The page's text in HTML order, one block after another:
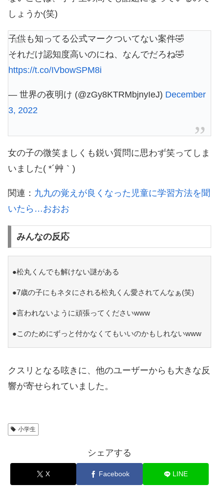
しょうか(笑)
子供も知ってる公式マークついてない案件🤣
それだけ認知度高いのにね、なんでだろね🤣
https://t.co/IVbowSPM8i
— 世界の夜明け (@zGy8KTRMbjnyIeJ) December
3, 2022
女の子の微笑ましくも鋭い質問に思わず笑ってしま
いました( *´艸｀)
関連： 九九の覚えが良くなった児童に学習方法を聞
いたら…おおお
みんなの反応
●松丸くんでも解けない謎がある
●7歳の子にもネタにされる松丸くん愛されてんなぁ(笑)
●言われないように頑張ってくださいwww
●このためにずっと付かなくてもいいのかもしれないwww
クスリとなる呟きに、他のユーザーからも大きな反
響が寄せられていました。
小学生
シェアする
X Facebook LINE